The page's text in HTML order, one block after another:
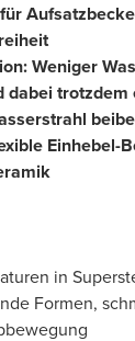
Weniger
dabei
Einhebel-
in
Formen,